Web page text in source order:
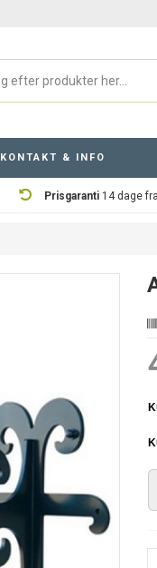
KONTAKT & INFO
Prisgaranti 14 dage